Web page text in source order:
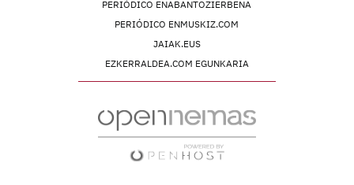
PERIÓDICO ENABANTOZIERBENA
PERIÓDICO ENMUSKIZ.COM
JAIAK.EUS
EZKERRALDEA.COM EGUNKARIA